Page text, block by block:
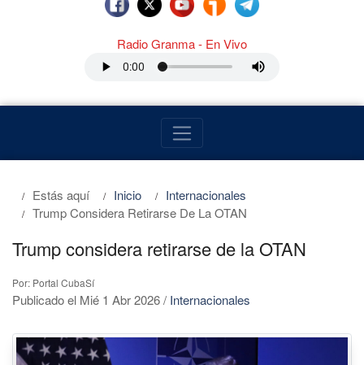
Radio Granma - En Vivo
Estás aquí Inicio
Internacionales
Trump Considera Retirarse De La OTAN
Trump considera retirarse de la OTAN
Por: Portal CubaSí
Publicado el Mié 1 Abr 2026/ Internacionales